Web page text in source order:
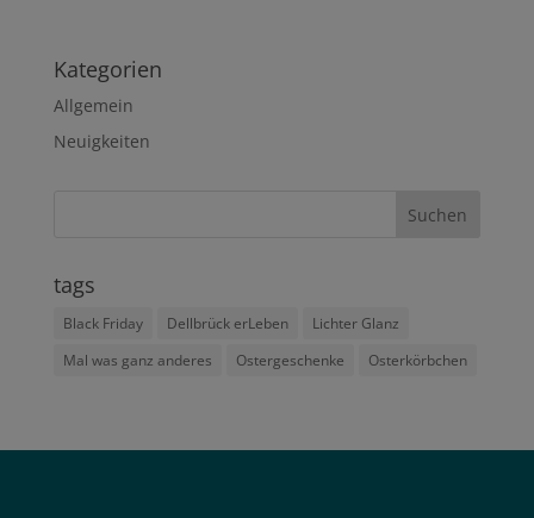
Kategorien
Allgemein
Neuigkeiten
tags
Black Friday Dellbrück erLeben
Lichter Glanz
Mal was ganz anderes
Ostergeschenke Osterkörbchen